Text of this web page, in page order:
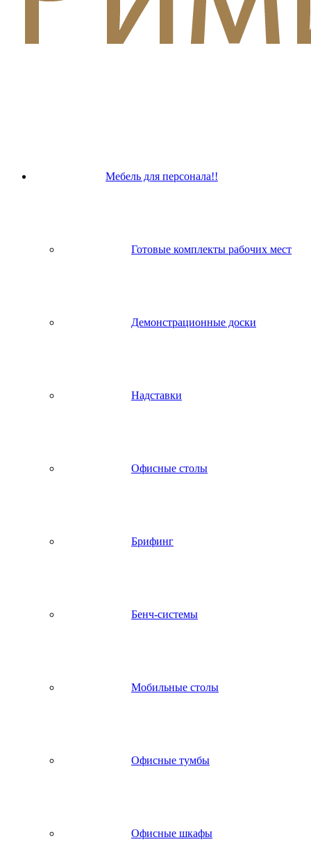
Мебель для персонала!!
Готовые комплекты рабочих мест
Демонстрационные доски
Надставки
Офисные столы
Брифинг
Бенч-системы
Мобильные столы
Офисные тумбы
Офисные шкафы